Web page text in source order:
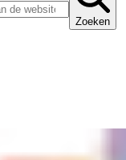
Zoeken